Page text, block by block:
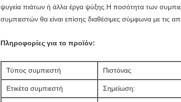
ψυγεία πιάτων ή άλλα έργα ψύξης.Η ποσότητα των
συμπιεστών θα είναι επίσης διαθέσιμες σύμφωνα με τις
Πληροφορίες για το προϊόν:
Τύπος συμπιεστή Πιστόνας
Ετικέτα συμπιεστή Σημείωση: